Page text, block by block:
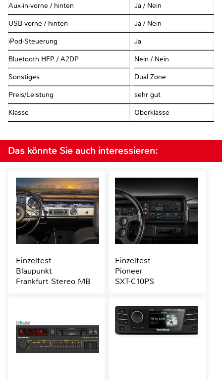
Aux-in-vorne / hinten Ja / Nein
USB vorne / hinten Ja / Nein
iPod-Steuerung Ja
Bluetooth HFP / A2DP Nein / Nein
Sonstiges Dual Zone
Preis/Leistung sehr gut
Klasse Oberklasse
Das könnte Sie auch interessieren:
Einzeltest
Blaupunkt
Frankfurt Stereo MB
Einzeltest
Pioneer
SXT-C10PS